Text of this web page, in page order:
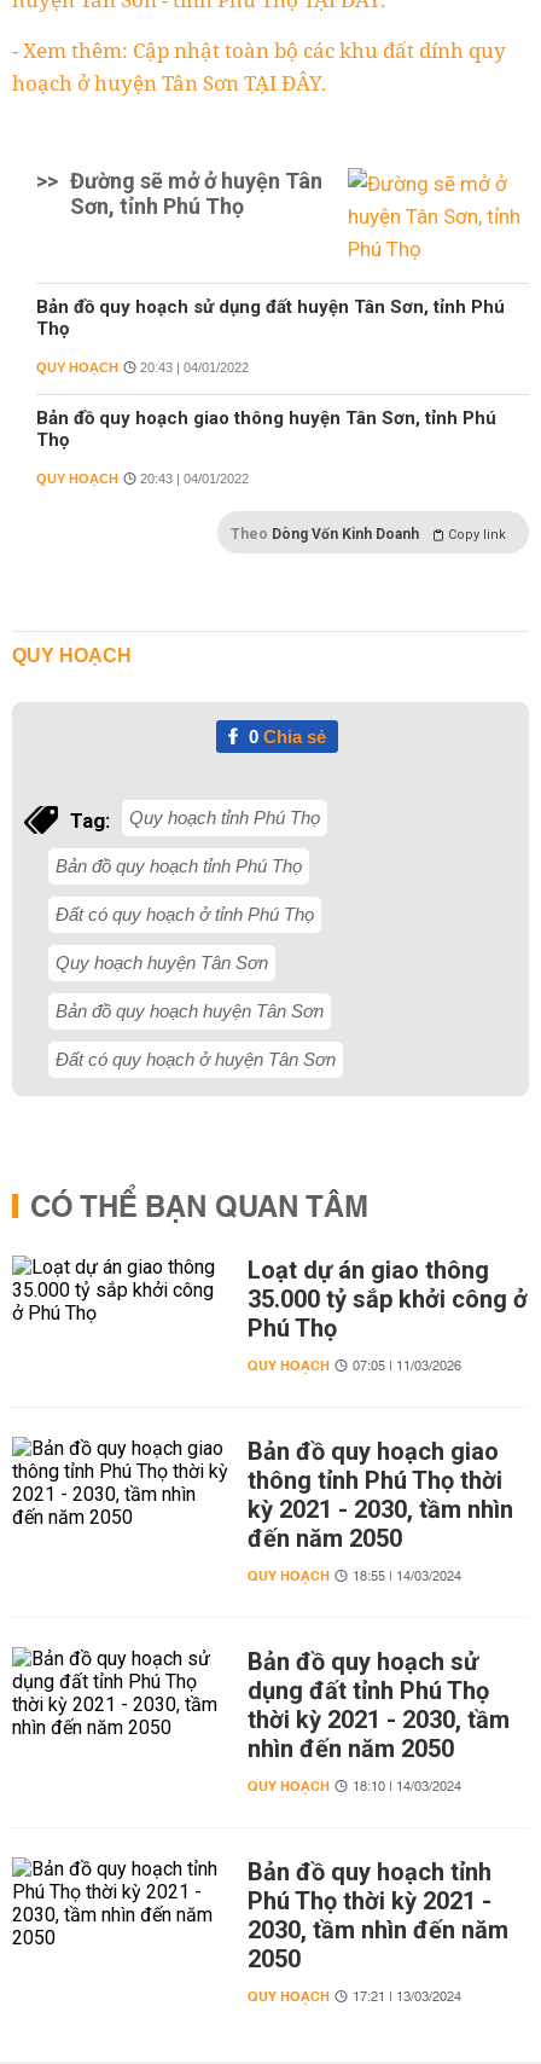
- Xem thêm: Cập nhật toàn bộ các khu đất dính quy
hoạch ở huyện Tân Sơn TẠI ĐÂY.
>> Đường sẽ mở ở huyện Tân
Sơn, tỉnh Phú Thọ
Bản đồ quy hoạch sử dụng đất huyện Tân Sơn, tỉnh Phú
Thọ
QUY HOẠCH 20:43 | 04/01/2022
Bản đồ quy hoạch giao thông huyện Tân Sơn, tỉnh Phú
Thọ
QUY HOẠCH 20:43 | 04/01/2022
Theo Dòng Vốn Kinh Doanh Copy link
QUY HOẠCH
0Chia sẻ
Tag: Quy hoạch tỉnh Phú Thọ
Bản đồ quy hoạch tỉnh Phú Thọ
Đất có quy hoạch ở tỉnh Phú Thọ
Quy hoạch huyện Tân Sơn
Bản đồ quy hoạch huyện Tân Sơn
Đất có quy hoạch ở huyện Tân Sơn
CÓ THỂ BẠN QUAN TÂM
Loạt dự án giao thông
35.000 tỷ sắp khởi công ở
Phú Thọ
QUY HOẠCH 07:05 | 11/03/2026
Bản đồ quy hoạch giao
thông tỉnh Phú Thọ thời
kỳ 2021 - 2030, tầm nhìn
đến năm 2050
QUY HOẠCH 18:55 | 14/03/2024
Bản đồ quy hoạch sử
dụng đất tỉnh Phú Thọ
thời kỳ 2021 - 2030, tầm
nhìn đến năm 2050
QUY HOẠCH 18:10 | 14/03/2024
Bản đồ quy hoạch tỉnh
Phú Thọ thời kỳ 2021 -
2030, tầm nhìn đến năm
2050
QUY HOẠCH 17:21 | 13/03/2024